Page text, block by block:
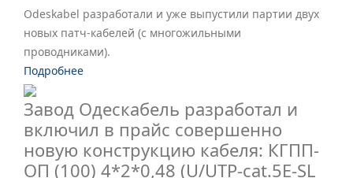
Odeskabel разработали и уже выпустили партии двух
новых патч-кабелей (с многожильными
проводниками).
Подробнее
Завод Одескабель разработал и
включил в прайс совершенно
новую конструкцию кабеля: КГПП-
ОП (100) 4*2*0,48 (U/UTP-cat.5E-SL